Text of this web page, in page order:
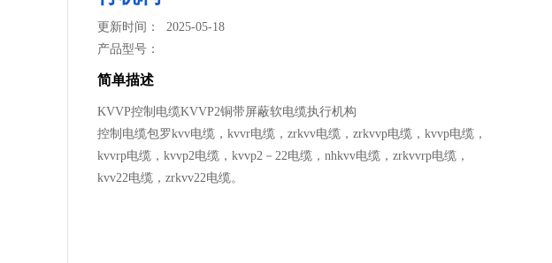
更新时间： 2025-05-18
产品型号：
简单描述
KVVP控制电缆KVVP2铜带屏蔽软电缆执行机构
控制电缆包罗kvv电缆，kvvr电缆，zrkvv电缆，zrkvvp电缆，kvvp电缆，
kvvrp电缆，kvvp2电缆，kvvp2－22电缆，nhkvv电缆，zrkvvrp电缆，
kvv22电缆，zrkvv22电缆。